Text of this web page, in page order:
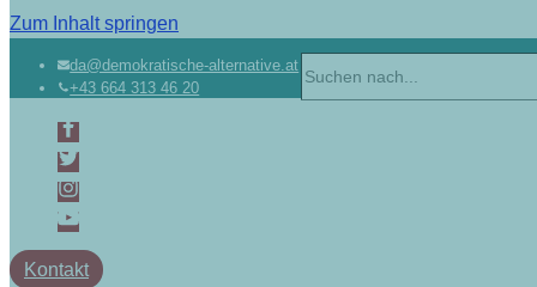
Zum Inhalt springen
da@demokratische-alternative.at
+43 664 313 46 20
Kontakt